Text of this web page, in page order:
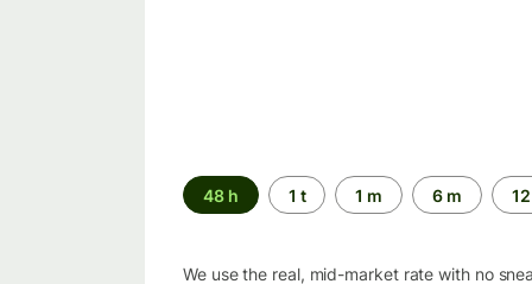
Time
period
48 h 1 t 1 m 6 m
We use the real, mid-market rate with no